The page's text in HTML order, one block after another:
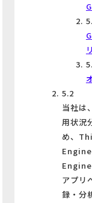
5.2
当社は
用状況
め、
Engine
アプリ
録・分